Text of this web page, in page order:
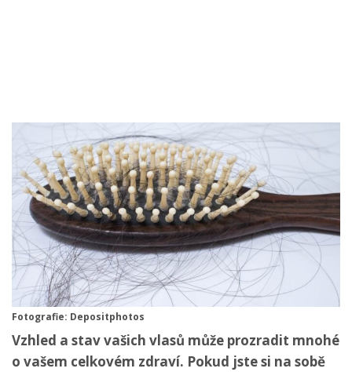
Fotografie: Depositphotos
Vzhled a stav vašich vlasů může prozradit mnohé
o vašem celkovém zdraví. Pokud jste si na sobě